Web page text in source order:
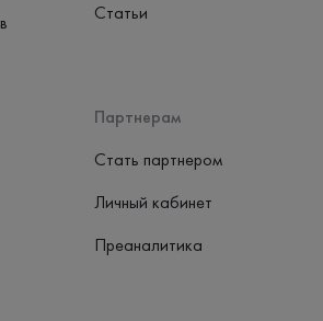
Партнерам
Стать партнером
Личный кабинет
Преаналитика
Статьи